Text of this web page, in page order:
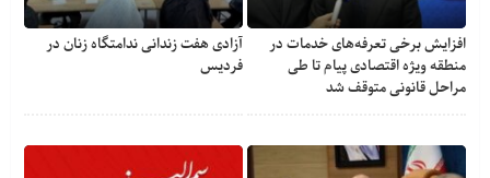
افزایش برخی تعرفه‌های خدمات در
منطقه ویژه اقتصادی پیام تا طی
مراحل قانونی متوقف شد
آزادی هفت زندانی ندامتگاه زنان در
فردیس